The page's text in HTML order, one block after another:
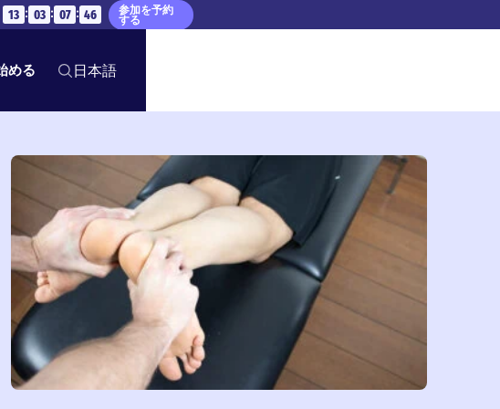
13 : 03 : 07 : 45 参加を予約
する
める 日本語